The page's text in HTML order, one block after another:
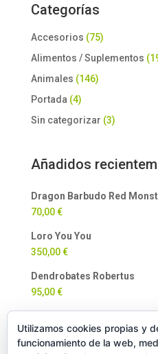
Categorías
Accesorios (75)
Alimentos / Suplementos
Animales (146)
Portada (4)
Sin categorizar (3)
Añadidos
Dragon Barbudo Red
70,00€
Loro You You
350,00€
Dendrobates Robertus
95,00€
90,00€
Utilizamos cookies propias y
funcionamiento de la web,